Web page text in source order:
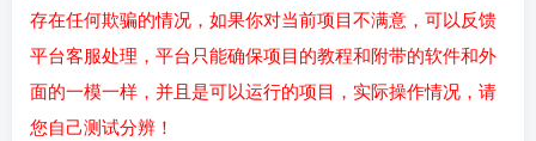
存在任何欺骗的情况，如果你对当前项目不满意，可以反馈
平台客服处理，平台只能确保项目的教程和附带的软件和外
面的一模一样，并且是可以运行的项目，实际操作情况，请
您自己测试分辨！